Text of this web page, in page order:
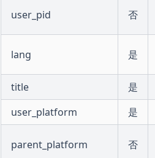
user_pid 否
lang 是
title
是
user_platform
是
parent_platform 否